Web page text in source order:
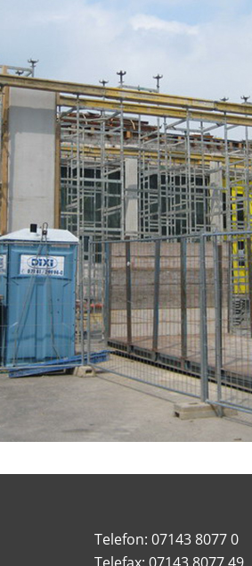
Telefon: 07143 8077 0
Telefax: 07143 8077 49